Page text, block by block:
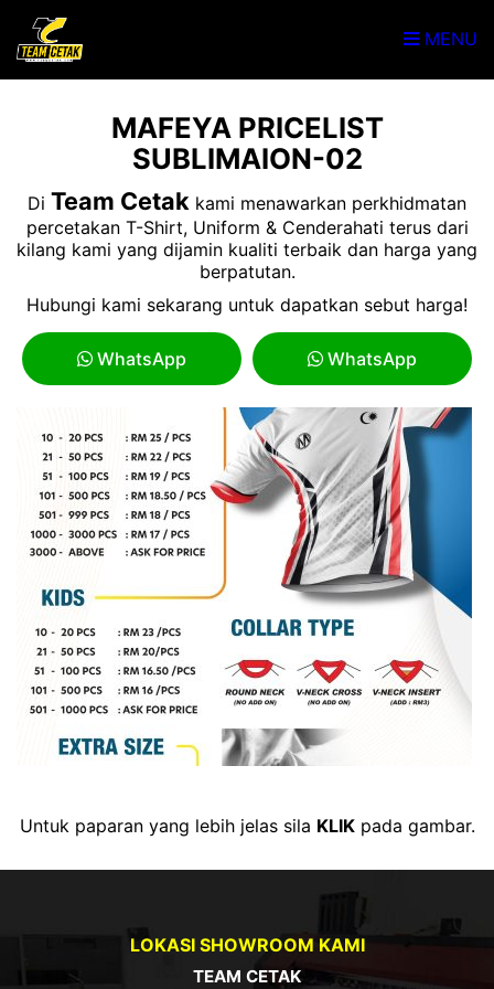
MENU
MAFEYA PRICELIST
SUBLIMAION-02
Di Team Cetak kami menawarkan perkhidmatan
percetakan T-Shirt, Uniform & Cenderahati terus dari
kilang kami yang dijamin kualiti terbaik dan harga yang
berpatutan.
Hubungi kami sekarang untuk dapatkan sebut harga!
WhatsApp WhatsApp
Untuk paparan yang lebih jelas sila KLIKpada gambar.
LOKASI SHOWROOM KAMI
TEAM CETAK